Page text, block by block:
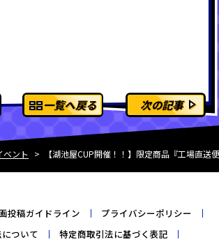
一覧へ戻る 次の記事
ベント 【湖池屋CUP開催！！】限定商品『工場直
投稿ガイドライン
プライバシーポリシー
ついて
特定商取引法に基づく表記